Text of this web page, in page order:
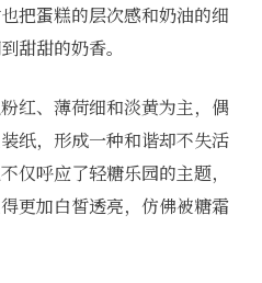
把蛋糕的层次感和奶油的细
甜甜的奶香。
红、薄荷细和淡黄为主，偶
纸，形成一种和谐却不失活
仅呼应了轻糖乐园的主题，
更加白皙透亮，仿佛被糖霜